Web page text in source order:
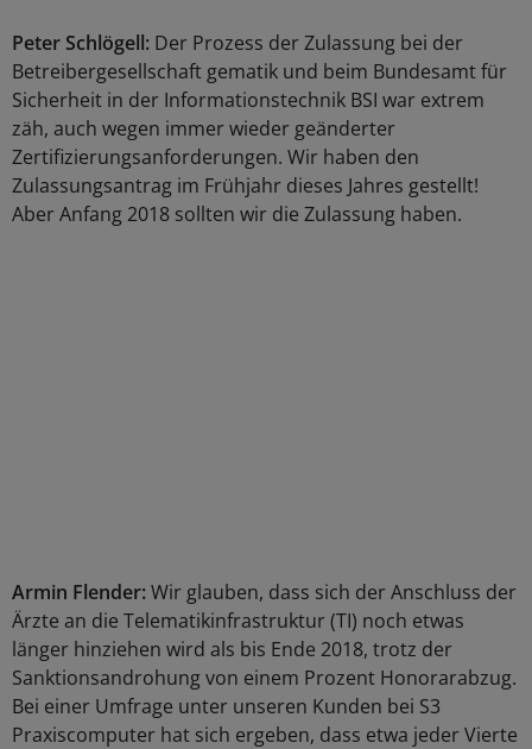
Peter Schlögell: Der Prozess der Zulassung bei der
Betreibergesellschaft gematik und beim Bundesamt für
Sicherheit in der Informationstechnik BSI war extrem
zäh, auch wegen immer wieder geänderter
Zertifizierungsanforderungen. Wir haben den
Zulassungsantrag im Frühjahr dieses Jahres gestellt!
Aber Anfang 2018 sollten wir die Zulassung haben.
Armin Flender:Wir glauben, dass sich der Anschluss der
Ärzte an die Telematikinfrastruktur (TI) noch etwas
länger hinziehen wird als bis Ende 2018, trotz der
Sanktionsandrohung von einem Prozent Honorarabzug.
Bei einer Umfrage unter unseren Kunden bei S3
Praxiscomputer hat sich ergeben, dass etwa jeder Vierte